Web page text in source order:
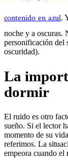
contenido en azul.
noche y a oscuras.
personificación del
oscuridad).
La
dormir
El ruido es otro
sueño. Si el lector
momento de su
referimos. La
empeora cuando el